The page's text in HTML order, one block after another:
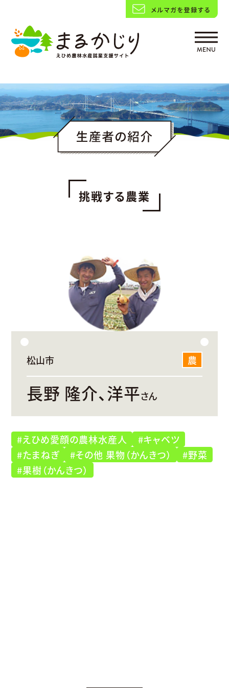
挑戦する農業
松山市 農
長野 隆介、洋平さん
#えひめ愛顔の農林水産人
#キャベツ
#たまねぎ
#その他 果物（かんきつ）
#野菜
#果樹（かんきつ）